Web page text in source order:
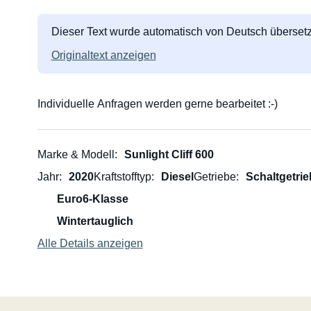
Dieser Text wurde automatisch von Deutsch
Originaltext anzeigen
Individuelle Anfragen werden gerne bearbeitet :-)
Marke & Modell
Sunlight Cliff 600
Jahr
2020Kraftstofftyp Diesel Getriebe
Euro6-Klasse
Wintertauglich
Alle Details anzeigen